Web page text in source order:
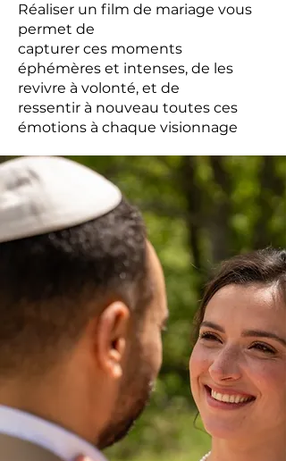
Réaliser un film de mariage vous
permet de
capturer ces moments
éphémères et intenses, de les
revivre à volonté, et de
ressentir à nouveau toutes ces
émotions à chaque visionnage